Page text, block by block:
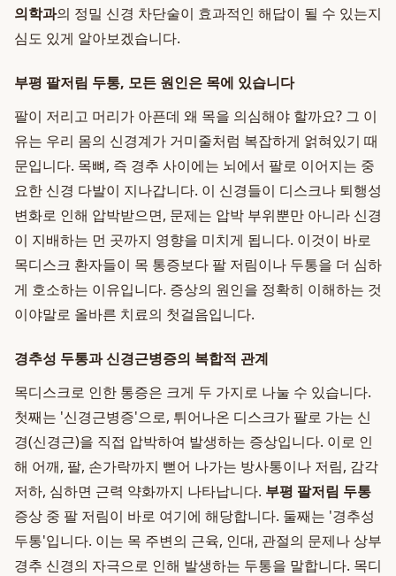
의학과의 정밀 신경 차단술이 효과적인 해답이 될 수 있는지
심도 있게 알아보겠습니다.
부평 팔저림 두통, 모든 원인은 목에 있습니다
팔이 저리고 머리가 아픈데 왜 목을 의심해야 할까요? 그 이
유는 우리 몸의 신경계가 거미줄처럼 복잡하게 얽혀있기 때
문입니다. 목뼈, 즉 경추 사이에는 뇌에서 팔로 이어지는 중
요한 신경 다발이 지나갑니다. 이 신경들이 디스크나 퇴행성
변화로 인해 압박받으면, 문제는 압박 부위뿐만 아니라 신경
이 지배하는 먼 곳까지 영향을 미치게 됩니다. 이것이 바로
목디스크 환자들이 목 통증보다 팔 저림이나 두통을 더 심하
게 호소하는 이유입니다. 증상의 원인을 정확히 이해하는 것
이야말로 올바른 치료의 첫걸음입니다.
경추성 두통과 신경근병증의 복합적 관계
목디스크로 인한 통증은 크게 두 가지로 나눌 수 있습니다.
첫째는 '신경근병증'으로, 튀어나온 디스크가 팔로 가는 신
경(신경근)을 직접 압박하여 발생하는 증상입니다. 이로 인
해 어깨, 팔, 손가락까지 뻗어 나가는 방사통이나 저림, 감각
저하, 심하면 근력 약화까지 나타납니다. 부평 팔저림 두통
증상 중 팔 저림이 바로 여기에 해당합니다. 둘째는 '경추성
두통'입니다. 이는 목 주변의 근육, 인대, 관절의 문제나 상부
경추 신경의 자극으로 인해 발생하는 두통을 말합니다. 목디